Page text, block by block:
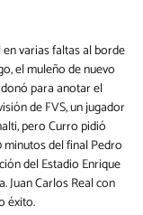
varias faltas al borde
el muleño de nuevo
para anotar el
de FVS, un jugador
pero Curro pidió
del final Pedro
del Estadio Enrique
Juan Carlos Real con
éxito.